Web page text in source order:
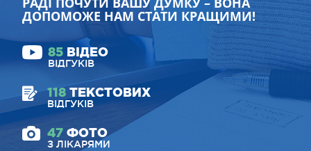
ДОПОМОЖЕ НАМ СТАТИ КРАЩИМИ!
85 ВІДЕО
ВІДГУКІВ
118 ТЕКСТОВИХ
ВІДГУКІВ
47 ФОТО
З ЛІКАРЯМИ